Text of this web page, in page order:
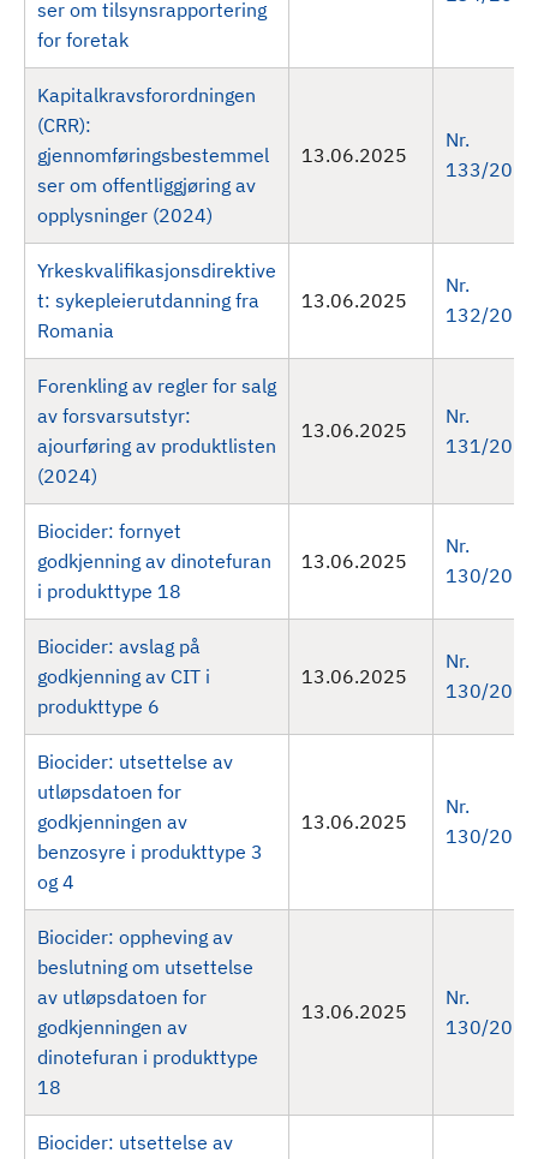
ser om tilsynsrapportering
for foretak
Kapitalkravsforordningen
(CRR):
gjennomføringsbestemmel
ser om offentliggjøring av
opplysninger (2024)
13.06.2025
Nr.
133/2025
Yrkeskvalifikasjonsdirektive
t: sykepleierutdanning fra
Romania
13.06.2025
Nr.
132/2025
Forenkling av regler for salg
av forsvarsutstyr:
ajourføring av produktlisten
(2024)
13.06.2025
Nr.
131/2025
Biocider: fornyet
godkjenning av dinotefuran
i produkttype 18
13.06.2025
Nr.
130/2025
Biocider: avslag på
godkjenning av CIT i
produkttype 6
13.06.2025
Nr.
130/2025
Biocider: utsettelse av
utløpsdatoen for
godkjenningen av
benzosyre i produkttype 3
og 4
13.06.2025
Nr.
130/2025
Biocider: oppheving av
beslutning om utsettelse
av utløpsdatoen for
godkjenningen av
dinotefuran i produkttype
18
13.06.2025
Nr.
130/2025
Biocider: utsettelse av